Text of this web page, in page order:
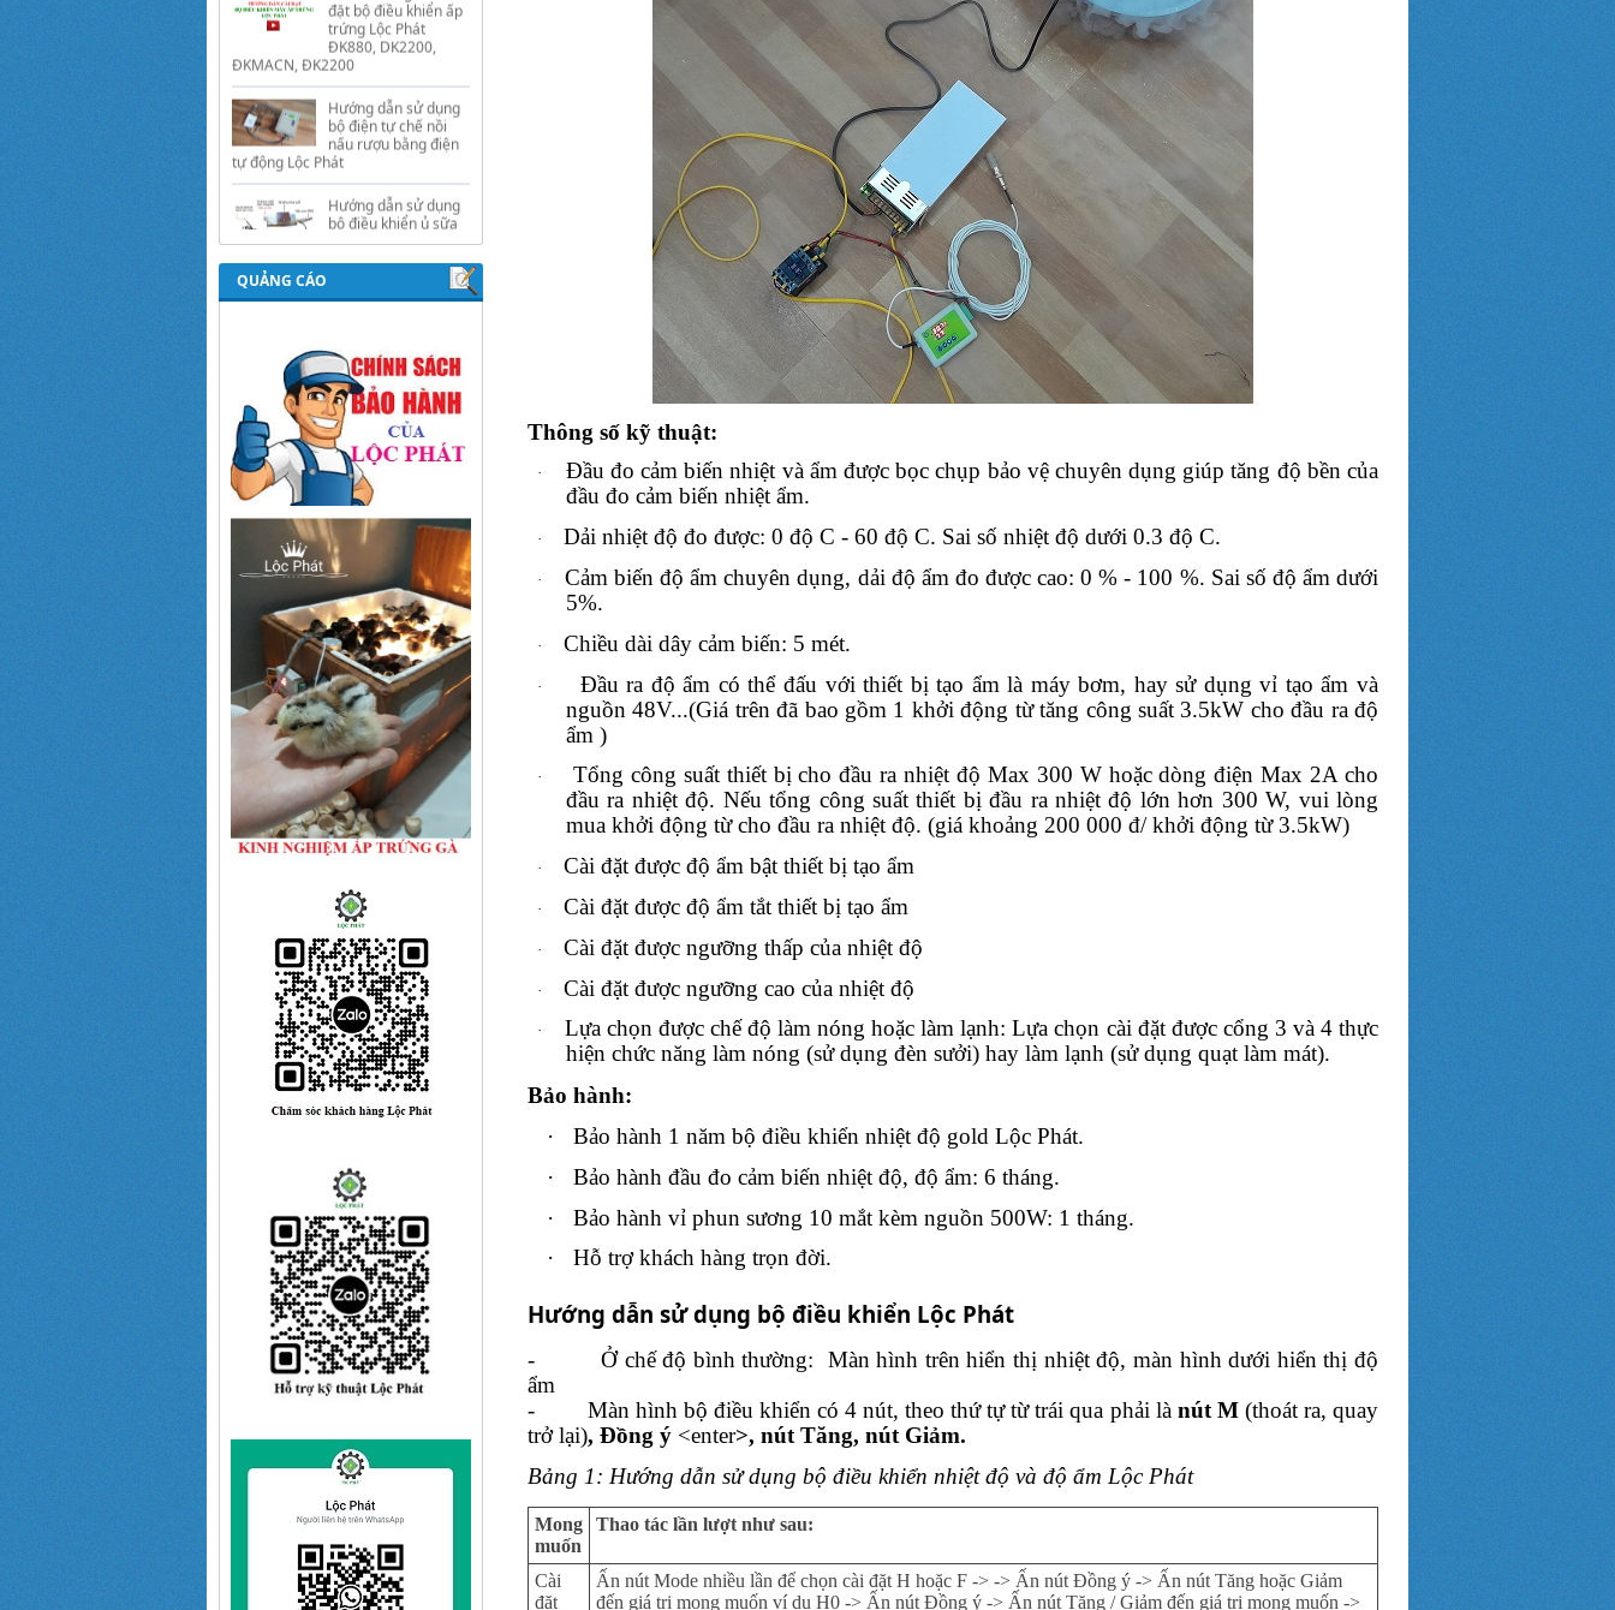
Thông số kỹ thuật:
·
Đầu đo cảm biến nhiệt và ẩm được bọc chụp bảo vệ chuyên dụng giúp tăng độ bền của
đầu đo cảm biến nhiệt ẩm.
· Dải nhiệt độ đo được: 0 độ C - 60 độ C. Sai số nhiệt độ dưới 0.3 độ C.
·
Cảm biến độ ẩm chuyên dụng, dải độ ẩm đo được cao: 0 % - 100 %. Sai số độ ẩm dưới
5%.
· Chiều dài dây cảm biến: 5 mét.
·
Đầu ra độ ẩm có thể đấu với thiết bị tạo ẩm là máy bơm, hay sử dụng vỉ tạo ẩm và
nguồn 48V...(Giá trên đã bao gồm 1 khởi động từ tăng công suất 3.5kW cho đầu ra độ
ẩm )
·
Tổng công suất thiết bị cho đầu ra nhiệt độ Max 300 W hoặc dòng điện Max 2A cho
đầu ra nhiệt độ. Nếu tổng công suất thiết bị đầu ra nhiệt độ lớn hơn 300 W, vui lòng
mua khởi động từ cho đầu ra nhiệt độ. (giá khoảng 200 000 đ/ khởi động từ 3.5kW)
· Cài đặt được độ ẩm bật thiết bị tạo ẩm
· Cài đặt được độ ẩm tắt thiết bị tạo ẩm
· Cài đặt được ngưỡng thấp của nhiệt độ
· Cài đặt được ngưỡng cao của nhiệt độ
·
Lựa chọn được chế độ làm nóng hoặc làm lạnh: Lựa chọn cài đặt được cổng 3 và 4 thực
hiện chức năng làm nóng (sử dụng đèn sưởi) hay làm lạnh (sử dụng quạt làm mát).
Bảo hành:
·
Bảo hành 1 năm bộ điều khiển nhiệt độ gold Lộc Phát.
·
Bảo hành đầu đo cảm biến nhiệt độ, độ ẩm: 6 tháng.
·
Bảo hành vỉ phun sương 10 mắt kèm nguồn 500W: 1 tháng.
·
Hỗ trợ khách hàng trọn đời.
Hướng dẫn sử dụng bộ điều khiển Lộc Phát
- Ở chế độ bình thường:
Màn hình trên hiển thị nhiệt độ, màn hình dưới hiển thị độ
ẩm
-
Màn hình bộ điều khiển có 4 nút, theo thứ tự từ trái qua phải là nút M (thoát ra, quay
trở lại), Đồng ý <enter>, nút Tăng, nút Giảm.
Bảng 1: Hướng dẫn sử dụng bộ điều khiển nhiệt độ và độ ẩm Lộc Phát
Mong
muốn
Thao tác lần lượt như sau:
Cài
đặt
Ấn nút Mode nhiều lần để chọn cài đặt H hoặc F -> -> Ấn nút Đồng ý -> Ấn nút Tăng hoặc Giảm
đến giá trị mong muốn ví dụ H0 -> Ấn nút Đồng ý -> Ấn nút Tăng / Giảm đến giá trị mong muốn ->
Hướng dẫn sử dụng
bộ điện tự chế nồi
nấu rượu bằng điện
tự động Lộc Phát
Hướng dẫn sử dụng
bộ điều khiển ủ sữa
chua công nghiệp
Lộc Phát
Hướng dẫn sử dụng
bộ điều khiển độ ẩm
gold, nhiệt độ và ánh
Phát
QUẢNG CÁO